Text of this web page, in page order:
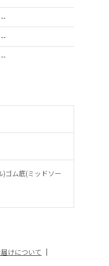
ゴム底(ミッドソー
けについて
--
--
--